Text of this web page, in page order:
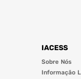
IACESS
Sobre Nós
Informação